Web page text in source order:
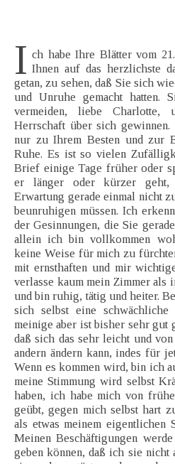
I ch habe Ihre Blätter vom
Ihnen auf das herzlichste
getan, zu sehen, daß Sie sich
und Unruhe gemacht hatten.
vermeiden, liebe Charlotte,
Herrschaft über sich
nur zu Ihrem Besten und zur
Ruhe. Es ist so vielen
Brief einige Tage früher oder
er länger oder kürzer geht,
Erwartung gerade einmal nicht
beunruhigen müssen. Ich
der Gesinnungen, die Sie
allein ich bin vollkommen
keine Weise für mich zu
mit ernsthaften und mir
verlasse kaum mein Zimmer als
und bin ruhig, tätig und heiter.
sich selbst eine schwächliche
meinige aber ist bisher sehr gut
daß sich das sehr leicht und
andern ändern kann, indes für
Wenn es kommen wird, bin ich
meine Stimmung wird selbst
haben, ich habe mich von
geübt, gegen mich selbst hart
als etwas meinem eigentlichen
Meinen Beschäftigungen
geben können, daß ich sie nicht